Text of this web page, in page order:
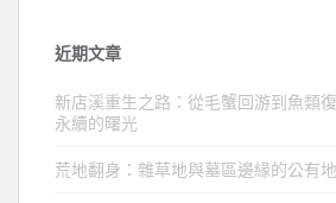
近期文章
新店溪重生之路：從毛蟹回游到魚類
永續的曙光
荒地翻身：雜草地與墓區邊緣的公有